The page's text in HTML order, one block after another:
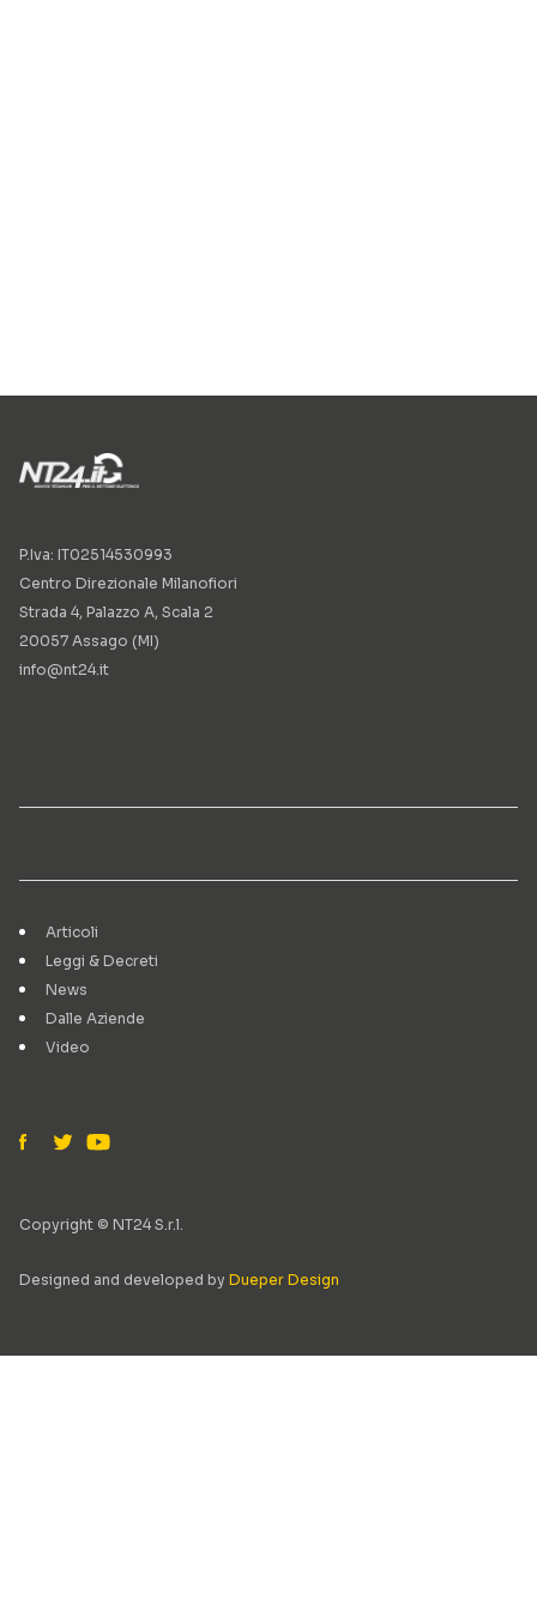
P.Iva: IT02514530993
Centro Direzionale Milanofiori
Strada 4, Palazzo A, Scala 2
20057 Assago (MI)
info@nt24.it
Articoli
Leggi & Decreti
News
Dalle Aziende
Video
Copyright © NT24 S.r.l.
Designed and developed by Dueper Design